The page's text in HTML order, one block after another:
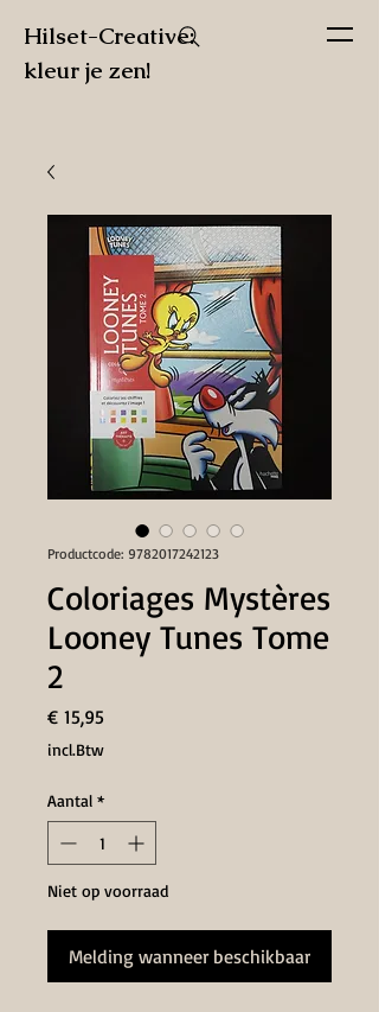
Hilset-Creative:
kleur je zen!
Productcode: 9782017242123
Coloriages Mystères
Looney Tunes Tome
2
€ 15,95
incl.Btw
Aantal *
Niet op voorraad
Melding wanneer beschikbaar